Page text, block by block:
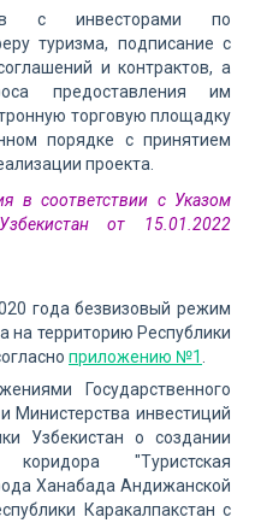
с инвесторами по
туризма, подписание с
и контрактов, а
предоставления им
торговую площадку
порядке с принятием
проекта.
в соответствии с Указом
от 15.01.2022
года безвизовый режим
на территорию Республики
приложению №1
Государственного
Министерства инвестиций
Узбекистан о создании
коридора "Туристская
Ханабада Андижанской
Каракалпакстан с